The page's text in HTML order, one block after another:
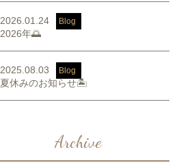
2026.01.24 Blog
2026年🌅
2025.08.03 Blog
夏休みのお知らせ🏝️
Archive